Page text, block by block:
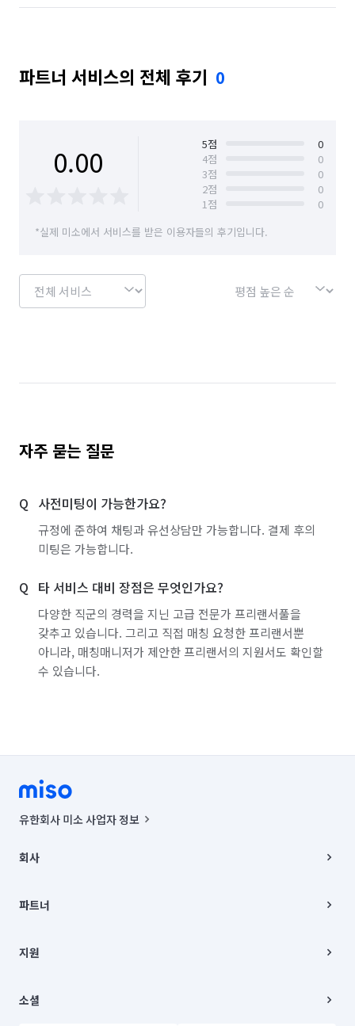
서울 성동구 서울 성북구 서울 송파구
서울 은평구 서울 종로구 서울 중구
파트너 서비스의 전체 후기 0
0.00 5점
0
4점
0
3점
0
2점
0
1점
0
*실제 미소에서 서비스를 받은 이용자들의 후기입니다.
자주 묻는 질문
사전미팅이 가능한가요?
규정에 준하여 채팅과 유선상담만 가능합니다. 결제 후의
미팅은 가능합니다.
타 서비스 대비 장점은 무엇인가요?
다양한 직군의 경력을 지닌 고급 전문가 프리랜서풀을
갖추고 있습니다. 그리고 직접 매칭 요청한 프리랜서뿐
아니라, 매칭매니저가 제안한 프리랜서의 지원서도 확인할
수 있습니다.
유한회사 미소 사업자 정보
00019 |
주소 | 본사: 서울특별시 종로구 율곡로 6(중학동, 트윈트리빌딩) B동 5층
컨택센터 : 서울특별시 종로구 수송동 율곡로 24, 7층, 8층 미소
상품, 상품정보, 거래에 관한 의무와 책임은 거래당사자에게 있습니다.
언론 보도 관련 문의:
© 유한회사 미소. Miso, Inc. All Rights Reserved.
회사
채용
파트너
이사
지원
이용약관
소셜